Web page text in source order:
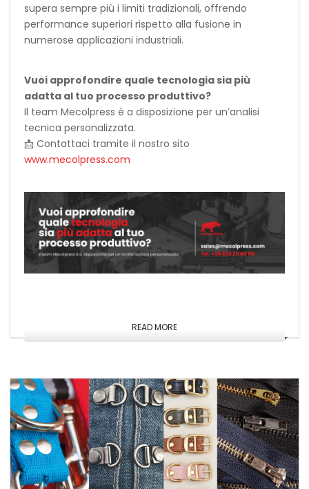
supera sempre più i limiti tradizionali, offrendo
performance superiori rispetto alla fusione in
numerose applicazioni industriali.
Vuoi approfondire quale tecnologia sia più
adatta al tuo processo produttivo?
Il team Mecolpress è a disposizione per un’analisi
tecnica personalizzata.
📩 Contattaci tramite il nostro sito
www.mecolpress.com
READ MORE